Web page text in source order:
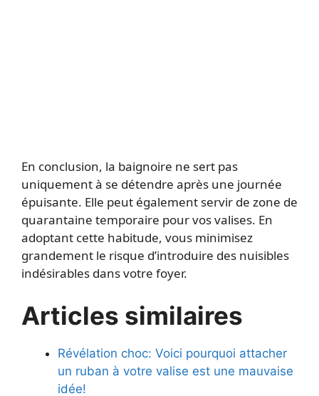
En conclusion, la baignoire ne sert pas
uniquement à se détendre après une journée
épuisante. Elle peut également servir de zone de
quarantaine temporaire pour vos valises. En
adoptant cette habitude, vous minimisez
grandement le risque d’introduire des nuisibles
indésirables dans votre foyer.
Articles similaires
Révélation choc: Voici pourquoi attacher
un ruban à votre valise est une mauvaise
idée!